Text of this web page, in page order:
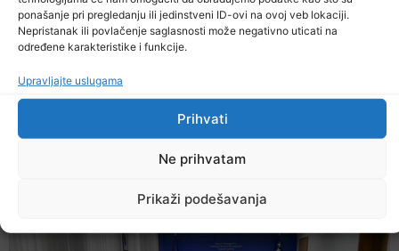
ponašanje pri pregledanju ili jedinstveni ID-ovi na ovoj veb lokaciji.
Nepristanak ili povlačenje saglasnosti može negativno uticati na
određene karakteristike i funkcije.
Upravljajte uslugama
Prihvati
Ne prihvatam
Prikaži podešavanja